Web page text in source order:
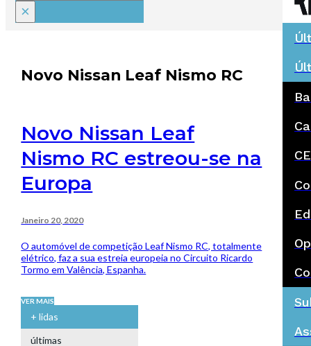
×
Novo Nissan Leaf Nismo RC
Novo Nissan Leaf
Nismo RC estreou-se na
Europa
Janeiro 20, 2020
O automóvel de competição Leaf Nismo RC, totalmente
elétrico, faz a sua estreia europeia no Circuito Ricardo
Tormo em Valência, Espanha.
VER MAIS
+ lidas
últimas